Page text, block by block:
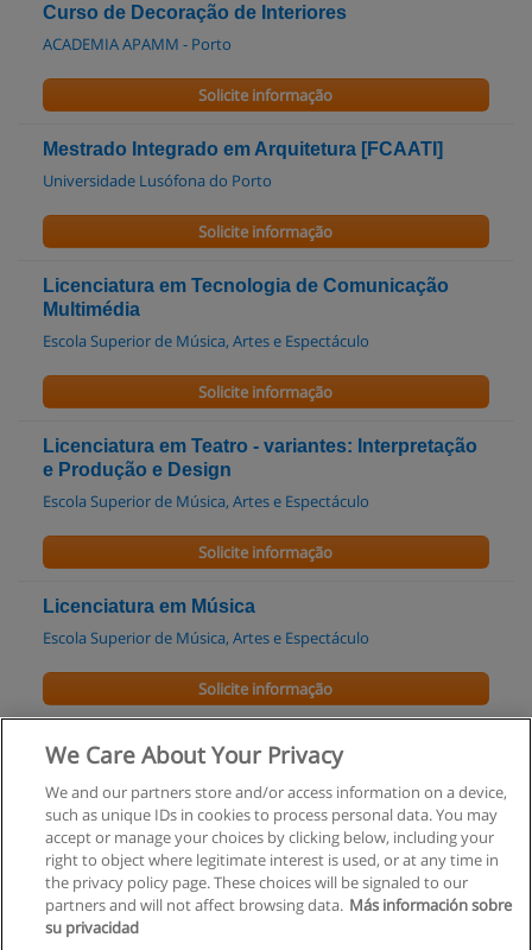
Curso de Decoração de Interiores
ACADEMIA APAMM - Porto
Solicite informação
Mestrado Integrado em Arquitetura [FCAATI]
Universidade Lusófona do Porto
Solicite informação
Licenciatura em Tecnologia de Comunicação
Multimédia
Escola Superior de Música, Artes e Espectáculo
Solicite informação
Licenciatura em Teatro - variantes: Interpretação
e Produção e Design
Escola Superior de Música, Artes e Espectáculo
Solicite informação
Licenciatura em Música
Escola Superior de Música, Artes e Espectáculo
Solicite informação
Curso de Música com Abertura Fácil
ESE - Escola Superior de Educação IPPorto
Solicite informação
We Care About Your Privacy
We and our partners store and/or access information on a device,
such as unique IDs in cookies to process personal data. You may
accept or manage your choices by clicking below, including your
right to object where legitimate interest is used, or at any time in
the privacy policy page. These choices will be signaled to our
partners and will not affect browsing data. Más información sobre
su privacidad